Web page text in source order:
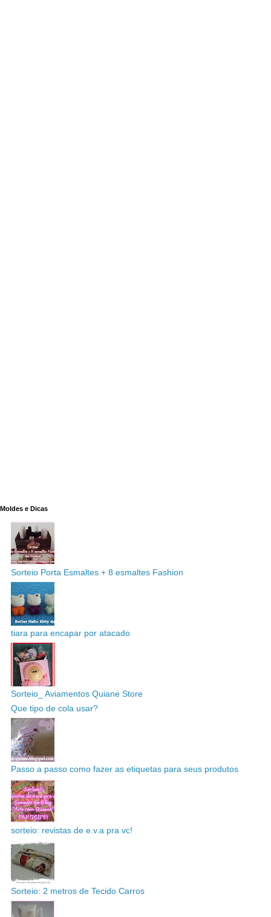
Moldes e Dicas
Sorteio Porta Esmaltes + 8 esmaltes Fashion
tiara para encapar por atacado
Sorteio_ Aviamentos Quiane Store
Que tipo de cola usar?
Passo a passo como fazer as etiquetas para seus produtos
sorteio: revistas de e.v.a pra vc!
Sorteio: 2 metros de Tecido Carros